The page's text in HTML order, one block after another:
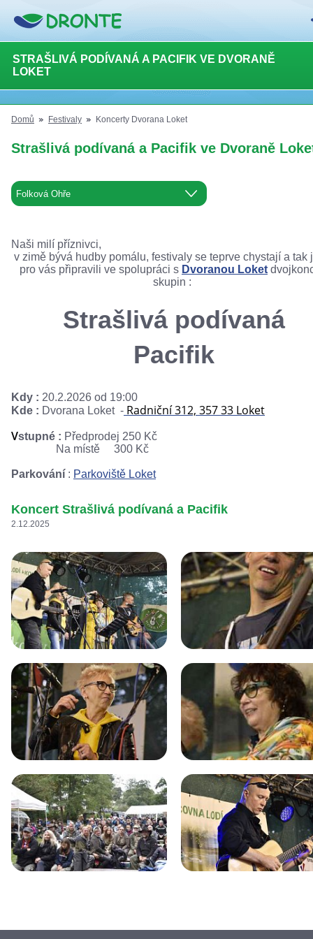
STRAŠLIVÁ PODÍVANÁ A PACIFIK VE DVORANĚ
LOKET
Domů Festivaly Koncerty Dvorana Loket
Strašlivá podívaná a Pacifik ve Dvoraně
Naši milí příznivci,
v zimě bývá hudby pomálu, festivaly se teprve chystají a tak
pro vás připravili ve spolupráci s Dvoranou Loket
skupin :
Strašlivá podívaná
Pacifik
Kdy : 20.2.2026 od 19:00
Kde : Dvorana Loket - Radniční 312, 357 33 Loket
Vstupné : Předprodej 250 Kč
Na místě 300 Kč
Parkování : Parkoviště Loket
Koncert Strašlivá podívaná a Pacifik
2.12.2025